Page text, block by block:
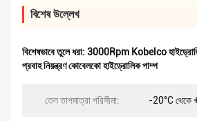
বিশেষ উল্লেখ
বিশেষভাবে তুলে ধরা: 3000Rpm Kobelco
প্রবাহ নিয়ন্ত্রণ কোবেলকো হাইড্রোলিক পাম্প
তেল তাপমাত্রা পরিসীমা: -20°C থেকে